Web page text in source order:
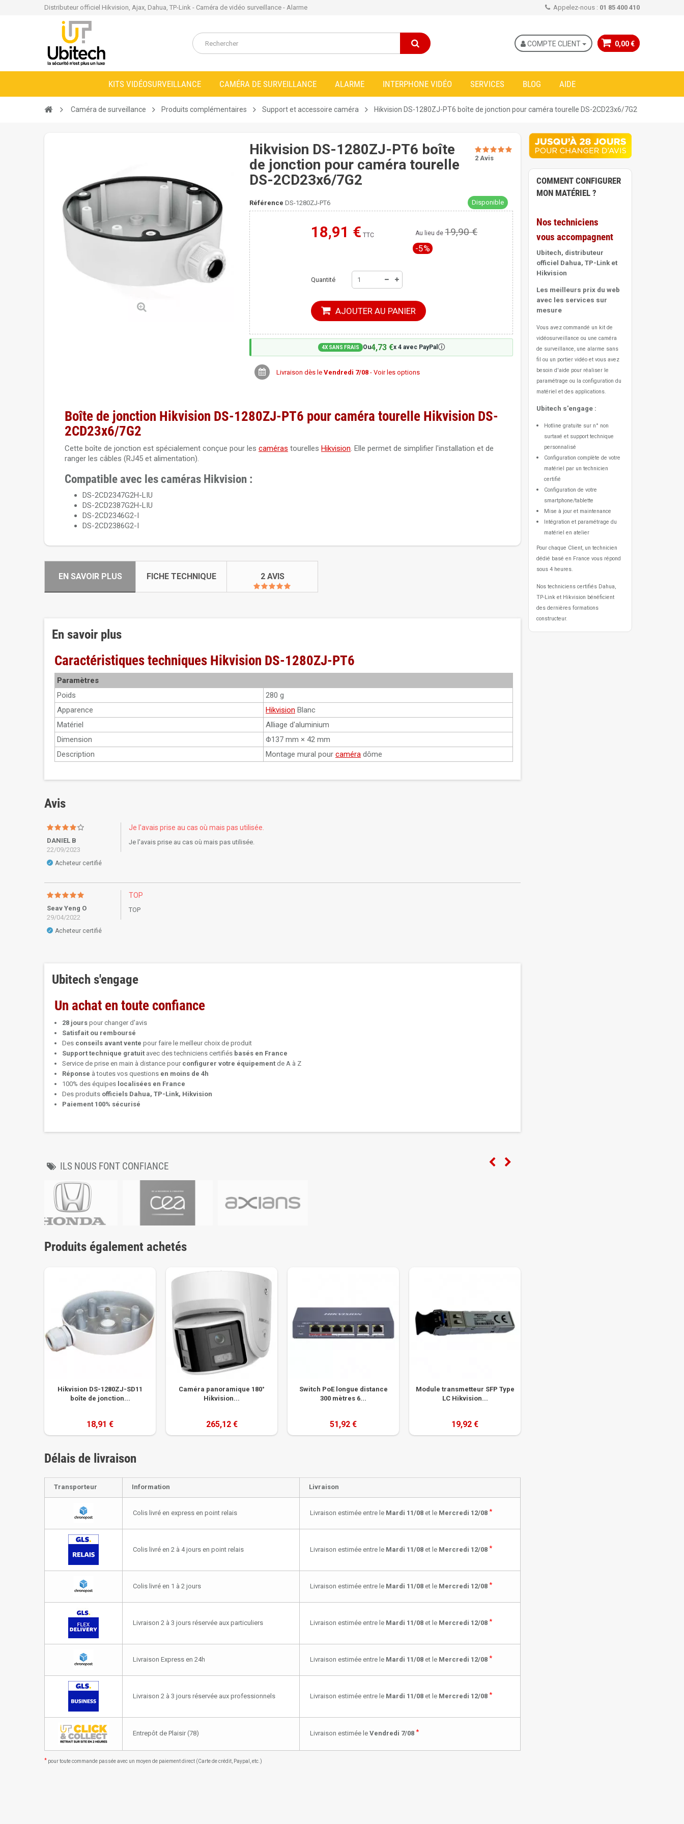
Distributeur officiel Hikvision, Ajax, Dahua, TP-Link - Caméra de vidéo surveillance - Alarme Appelez-nous : 01 85 400 410
0,00 €
COMPTE CLIENT
KITS VIDÉOSURVEILLANCE CAMÉRA DE SURVEILLANCE ALARME INTERPHONE VIDÉO SERVICES BLOG AIDE
Caméra de surveillance Produits complémentaires Support et accessoire caméra Hikvision DS-1280ZJ-PT6 boîte de jonction pour caméra tourelle DS-2CD23x6/7G2
Hikvision DS-1280ZJ-PT6 boîte
de jonction pour caméra tourelle
DS-2CD23x6/7G2
Référence DS-1280ZJ-PT6 Disponible
18,91 € TTC
Moins cher ailleurs ? Au lieu de19,90 €
-5%
Quantité
AJOUTER AU PANIER
4X SANS FRAIS Ou4,73 €x 4 avec PayPal🛈
Livraison dès le Vendredi 7/08- Voir les options
2 Avis
Boîte de jonction Hikvision DS-1280ZJ-PT6 pour caméra tourelle Hikvision DS-
2CD23x6/7G2
Cette boîte de jonction est spécialement conçue pour les caméras tourelles Hikvision. Elle permet de simplifier l'installation et de
ranger les câbles (RJ45 et alimentation).
Compatible avec les caméras Hikvision :
DS-2CD2347G2H-LIU
DS-2CD2387G2H-LIU
DS-2CD2346G2-I
DS-2CD2386G2-I
EN SAVOIR PLUS FICHE TECHNIQUE 2 AVIS
En savoir plus
Caractéristiques techniques Hikvision DS-1280ZJ-PT6
Paramètres
Poids
280 g
Apparence
Hikvision Blanc
Matériel
Alliage d'aluminium
Dimension
Φ137 mm × 42 mm
Description
Montage mural pour caméra dôme
Avis
DANIEL B
22/09/2023
✓ Acheteur certifié
Je l'avais prise au cas où mais pas utilisée.
Je l'avais prise au cas où mais pas utilisée.
Seav Yeng O
29/04/2022
✓ Acheteur certifié
TOP
TOP
Ubitech s'engage
Un achat en toute confiance
28 jours pour changer d'avis
Satisfait ou remboursé
Des conseils avant vente pour faire le meilleur choix de produit
Support technique gratuit avec des techniciens certifiés basés en France
Service de prise en main à distance pour configurer votre équipement de A à Z
Réponse à toutes vos questions en moins de 4h
100% des équipes localisées en France
Des produits officiels Dahua, TP-Link, Hikvision
Paiement 100% sécurisé
ILS NOUS FONT CONFIANCE
Produits également achetés
Hikvision DS-1280ZJ-SD11
boîte de jonction...
18,91 €
Caméra panoramique 180°
Hikvision...
265,12 €
Switch PoE longue distance
300 mètres 6...
51,92 €
Module transmetteur SFP Type
LC Hikvision...
19,92 €
Délais de livraison
Transporteur Information Livraison
Colis livré en express en point relais Livraison estimée entre le Mardi 11/08 et le Mercredi 12/08 *
Colis livré en 2 à 4 jours en point relais Livraison estimée entre le Mardi 11/08 et le Mercredi 12/08 *
Colis livré en 1 à 2 jours Livraison estimée entre le Mardi 11/08 et le Mercredi 12/08 *
Livraison 2 à 3 jours réservée aux particuliers Livraison estimée entre le Mardi 11/08 et le Mercredi 12/08 *
Livraison Express en 24h Livraison estimée entre le Mardi 11/08 et le Mercredi 12/08 *
Livraison 2 à 3 jours réservée aux professionnels Livraison estimée entre le Mardi 11/08 et le Mercredi 12/08 *
Entrepôt de Plaisir (78) Livraison estimée le Vendredi 7/08 *
* pour toute commande passée avec un moyen de paiement direct (Carte de crédit, Paypal, etc.)
COMMENT CONFIGURER
MON MATÉRIEL ?
Nos techniciens
vous accompagnent
Ubitech, distributeur
officiel Dahua, TP-Link et
Hikvision
Les meilleurs prix du web
avec les services sur
mesure
Vous avez commandé un kit de
vidéosurveillance ou une caméra
de surveillance, une alarme sans
fil ou un portier vidéo et vous avez
besoin d'aide pour réaliser le
paramétrage ou la configuration du
matériel et des applications.
Ubitech s'engage :
Hotline gratuite sur n° non
surtaxé et support technique
personnalisé
Configuration complète de votre
matériel par un technicien
certifié
Configuration de votre
smartphone/tablette
Mise à jour et maintenance
Intégration et paramétrage du
matériel en atelier
Pour chaque Client, un technicien
dédié basé en France vous répond
sous 4 heures.
Nos techniciens certifiés Dahua,
TP-Link et Hikvision bénéficient
des dernières formations
constructeur.